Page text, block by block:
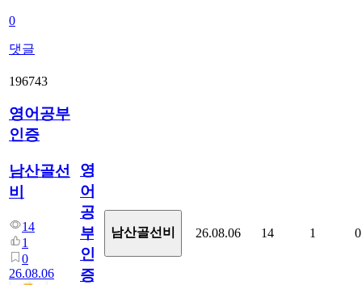
0
댓글
196743
영어공부
인증
남산골선
비
14
1
0
26.08.06
영
어
공
부
인
증
남산골선비 26.08.06 14 1 0